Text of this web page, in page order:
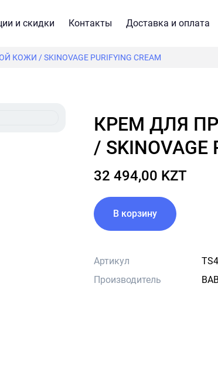
и скидки Контакты Доставка и оплата
/ SKINOVAGE PURIFYING CREAM
КРЕМ ДЛЯ ПРОБЛЕМНОЙ КОЖИ
/ SKINOVAGE
32 494,00 KZT
В корзину
Артикул
Производитель